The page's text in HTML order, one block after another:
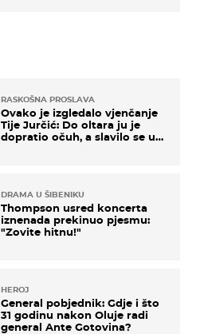
RASKOŠNA PROSLAVA
Ovako je izgledalo vjenčanje
Tije Jurčić: Do oltara ju je
dopratio očuh, a slavilo se uz
DRAMA U ŠIBENIKU
Thompson usred koncerta
iznenada prekinuo pjesmu:
"Zovite hitnu!"
HEROJ
General pobjednik: Gdje i što
31 godinu nakon Oluje radi
general Ante Gotovina?